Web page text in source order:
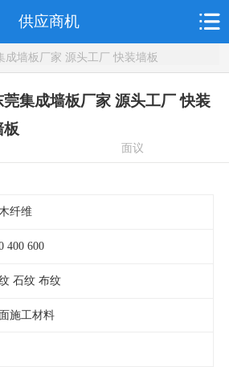
供应商机
墙板厂家 源头工厂 快装墙板
莞集成墙板厂家 源头工厂 快装
板
面议
纤维
400 600
石纹 布纹
施工材料